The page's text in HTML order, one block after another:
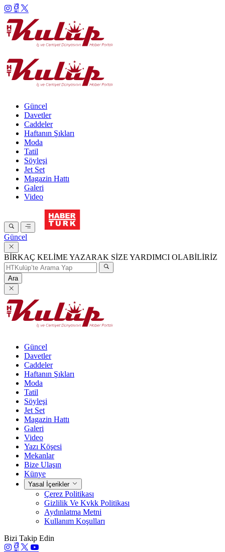
Güncel
Davetler
Caddeler
Haftanın Şıkları
Moda
Tatil
Söyleşi
Jet Set
Magazin Hattı
Galeri
Video
Güncel
BİRKAÇ KELİME YAZARAK SİZE YARDIMCI OLABİLİRİZ
Ara
Güncel
Davetler
Caddeler
Haftanın Şıkları
Moda
Tatil
Söyleşi
Jet Set
Magazin Hattı
Galeri
Video
Yazı Köşesi
Mekanlar
Bize Ulaşın
Künye
Yasal İçerikler
Çerez Politikası
Gizlilik Ve Kvkk Politikası
Aydınlatma Metni
Kullanım Koşulları
Bizi Takip Edin